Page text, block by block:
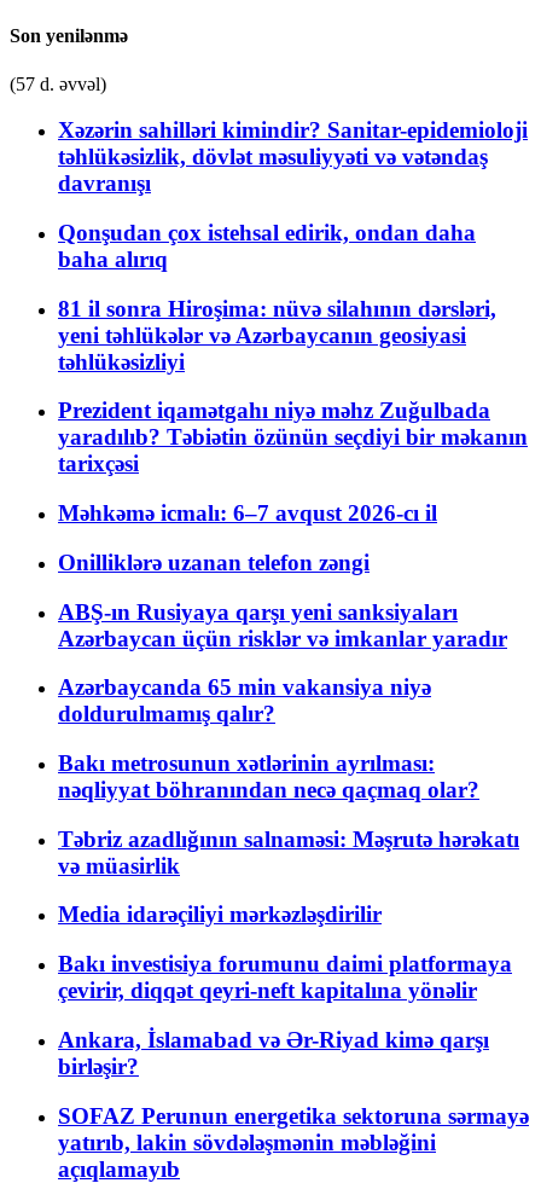
Son yenilənmə
(57 d. əvvəl)
Xəzərin sahilləri kimindir? Sanitar-epidemioloji
təhlükəsizlik, dövlət məsuliyyəti və vətəndaş
davranışı
Qonşudan çox istehsal edirik, ondan daha
baha alırıq
81 il sonra Hiroşima: nüvə silahının dərsləri,
yeni təhlükələr və Azərbaycanın geosiyasi
təhlükəsizliyi
Prezident iqamətgahı niyə məhz Zuğulbada
yaradılıb? Təbiətin özünün seçdiyi bir məkanın
tarixçəsi
Məhkəmə icmalı: 6–7 avqust 2026-cı il
Onilliklərə uzanan telefon zəngi
ABŞ-ın Rusiyaya qarşı yeni sanksiyaları
Azərbaycan üçün risklər və imkanlar yaradır
Azərbaycanda 65 min vakansiya niyə
doldurulmamış qalır?
Bakı metrosunun xətlərinin ayrılması:
nəqliyyat böhranından necə qaçmaq olar?
Təbriz azadlığının salnaməsi: Məşrutə hərəkatı
və müasirlik
Media idarəçiliyi mərkəzləşdirilir
Bakı investisiya forumunu daimi platformaya
çevirir, diqqət qeyri-neft kapitalına yönəlir
Ankara, İslamabad və Ər-Riyad kimə qarşı
birləşir?
SOFAZ Perunun energetika sektoruna sərmayə
yatırıb, lakin sövdələşmənin məbləğini
açıqlamayıb